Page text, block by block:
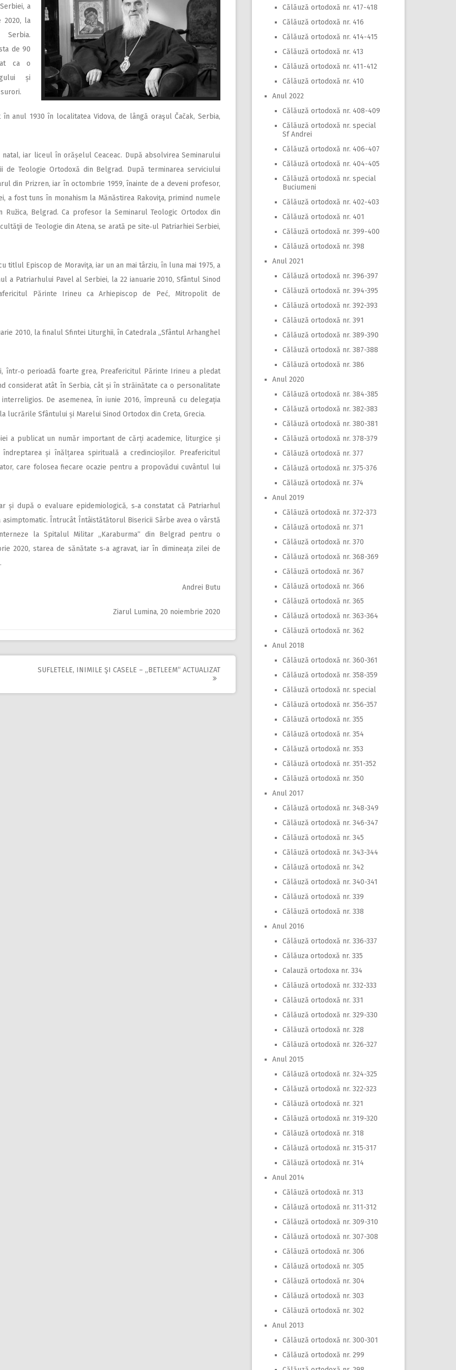
a
2020, la
Serbia.
de 90
ca o
și
anul 1930 în localitatea Vidova, de lângă oraşul Čačak, Serbia,
iar liceul în orășelul Ceaceac. După absolvirea Seminarului
Teologie Ortodoxă din Belgrad. După terminarea serviciului
din Prizren, iar în octombrie 1959, înainte de a deveni profesor,
a fost tuns în monahism la Mănăstirea Rakoviţa, primind numele
Belgrad. Ca profesor la Seminarul Teologic Ortodox din
de Teologie din Atena, se arată pe site‑ul Patriarhiei Serbiei,
titlul Episcop de Moraviţa, iar un an mai târziu, în luna mai 1975, a
a Patriarhului Pavel al Serbiei, la 22 ianuarie 2010, Sfântul Sinod
Părinte Irineu ca Arhiepiscop de Peć, Mitropolit de
2010, la finalul Sfintei Liturghii, în Catedrala „Sfântul Arhanghel
într‑o perioadă foarte grea, Preafericitul Părinte Irineu a pledat
considerat atât în Serbia, cât și în străinătate ca o personalitate
De asemenea, în iunie 2016, împreună cu delegația
lucrările Sfântului și Marelui Sinod Ortodox din Creta, Grecia.
a publicat un număr important de cărți academice, liturgice și
și înălțarea spirituală a credincioșilor. Preafericitul
care folosea fiecare ocazie pentru a propovădui cuvântul lui
și după o evaluare epidemiologică, s‑a constatat că Patriarhul
Întrucât Întâistătătorul Bisericii Sârbe avea o vârstă
la Spitalul Militar „Karaburma“ din Belgrad pentru o
2020, starea de sănătate s‑a agravat, iar în dimineața zilei de
Andrei Butu
Ziarul Lumina, 20 noiembrie 2020
SUFLETELE, INIMILE ŞI CASELE – „BETLEEM“ ACTUALIZAT
Călăuză ortodoxă nr. 417-418
Călăuză ortodoxă nr. 416
Călăuză ortodoxă nr. 414-415
Călăuză ortodoxă nr. 413
Călăuză ortodoxă nr. 411-412
Călăuză ortodoxă nr. 410
Anul 2022
Călăuză ortodoxă nr. 408-409
Călăuză ortodoxă nr. special
Sf Andrei
Călăuză ortodoxă nr. 406-407
Călăuză ortodoxă nr. 404-405
Călăuză ortodoxă nr. special
Buciumeni
Călăuză ortodoxă nr. 402-403
Călăuză ortodoxă nr. 401
Călăuză ortodoxă nr. 399-400
Călăuză ortodoxă nr. 398
Anul 2021
Călăuză ortodoxă nr. 396-397
Călăuză ortodoxă nr. 394-395
Călăuză ortodoxă nr. 392-393
Călăuză ortodoxă nr. 391
Călăuză ortodoxă nr. 389-390
Călăuză ortodoxă nr. 387-388
Călăuză ortodoxă nr. 386
Anul 2020
Călăuză ortodoxă nr. 384-385
Călăuză ortodoxă nr. 382-383
Călăuză ortodoxă nr. 380-381
Călăuză ortodoxă nr. 378-379
Călăuză ortodoxă nr. 377
Călăuză ortodoxă nr. 375-376
Călăuză ortodoxă nr. 374
Anul 2019
Călăuză ortodoxă nr. 372-373
Călăuză ortodoxă nr. 371
Călăuză ortodoxă nr. 370
Călăuză ortodoxă nr. 368-369
Călăuză ortodoxă nr. 367
Călăuză ortodoxă nr. 366
Călăuză ortodoxă nr. 365
Călăuză ortodoxă nr. 363-364
Călăuză ortodoxă nr. 362
Anul 2018
Călăuză ortodoxă nr. 360-361
Călăuză ortodoxă nr. 358-359
Călăuză ortodoxă nr. special
Călăuză ortodoxă nr. 356-357
Călăuză ortodoxă nr. 355
Călăuză ortodoxă nr. 354
Călăuză ortodoxă nr. 353
Călăuză ortodoxă nr. 351-352
Călăuză ortodoxă nr. 350
Anul 2017
Călăuză ortodoxă nr. 348-349
Călăuză ortodoxă nr. 346-347
Călăuză ortodoxă nr. 345
Călăuză ortodoxă nr. 343-344
Călăuză ortodoxă nr. 342
Călăuză ortodoxă nr. 340-341
Călăuză ortodoxă nr. 339
Călăuză ortodoxă nr. 338
Anul 2016
Călăuză ortodoxă nr. 336-337
Călăuza ortodoxă nr. 335
Calauză ortodoxa nr. 334
Călăuză ortodoxă nr. 332-333
Călăuză ortodoxă nr. 331
Călăuză ortodoxă nr. 329-330
Călăuză ortodoxă nr. 328
Călăuză ortodoxă nr. 326-327
Anul 2015
Călăuză ortodoxă nr. 324-325
Călăuză ortodoxă nr. 322-323
Călăuză ortodoxă nr. 321
Călăuză ortodoxă nr. 319-320
Călăuză ortodoxă nr. 318
Călăuză ortodoxă nr. 315-317
Călăuză ortodoxă nr. 314
Anul 2014
Călăuză ortodoxă nr. 313
Călăuză ortodoxă nr. 311-312
Călăuză ortodoxă nr. 309-310
Călăuză ortodoxă nr. 307-308
Călăuză ortodoxă nr. 306
Călăuză ortodoxă nr. 305
Călăuză ortodoxă nr. 304
Călăuză ortodoxă nr. 303
Călăuză ortodoxă nr. 302
Anul 2013
Călăuză ortodoxă nr. 300-301
Călăuză ortodoxă nr. 299